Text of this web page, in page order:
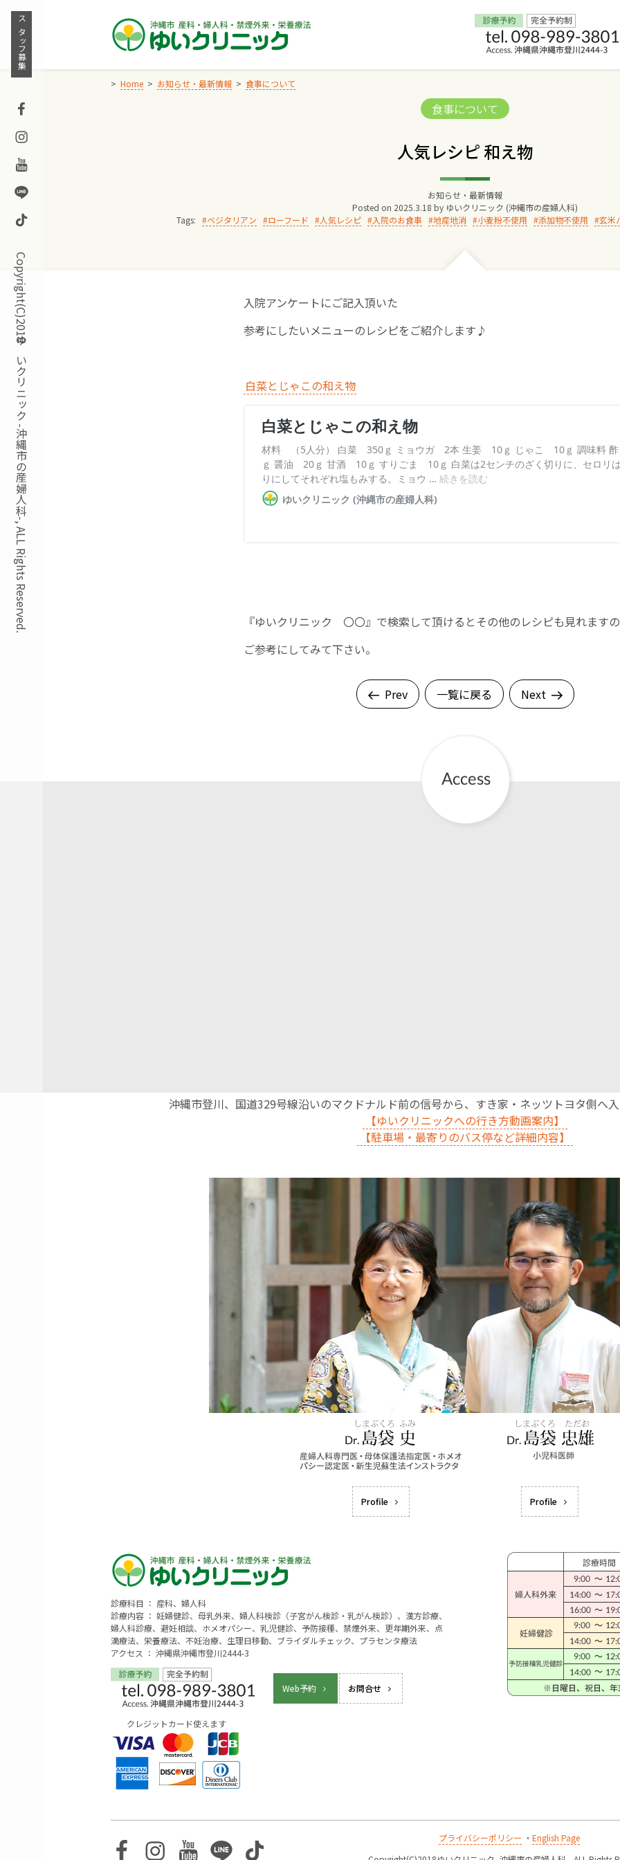
Skip
content
スタッフ募集
Facebook
Instagram
Youtube
Line
TikTok
Copyright(C)2018ゆいクリニック -沖縄市の産婦人科-, ALL Rights Reserved.
Home お知らせ・最新情報 食事について
Categories:
食事について
人気レシピ 和え物
お知らせ・最新情報
Posted on 2025.3.18 by ゆいクリニック (沖縄市の産婦人科)
Tags:
ベジタリアン ローフード 人気レシピ 入院のお食事 地産地消 小麦粉不使用 添加物不使用 玄米
入院アンケートにご記入頂いた
参考にしたいメニューのレシピをご紹介します♪
白菜とじゃこの和え物
『ゆいクリニック 〇〇』で検索して頂けるとその他のレシピも見れます
ご参考にしてみて下さい。
Prev 一覧に戻る Next
沖縄市登川、国道329号線沿いのマクドナルド前の信号から、すき家・ネッツトヨタ側へ
【ゆいクリニックへの行き方動画案内】
【駐車場・最寄りのバス停など詳細内容】
Profile Profile
診療科目 ： 産科、婦人科
診療内容 ： 妊婦健診、母乳外来、婦人科検診（子宮がん検診・乳がん検診）、漢方診療、
婦人科診療、避妊相談、ホメオパシー、乳児健診、予防接種、禁煙外来、更年期外来、点
滴療法、栄養療法、不妊治療、生理日移動、ブライダルチェック、プラセンタ療法
アクセス ： 沖縄県沖縄市登川2444-3
Web予約 お問合せ
クレジットカード使えます
Facebook
Instagram
Youtube
LineTikTok プライバシーポリシー ・ English Page
Home
院長からのごあいさつ
ゆいクリニックの経営理念
診療料金
お産について
予防接種
その他の診療内容
医師プロフィール